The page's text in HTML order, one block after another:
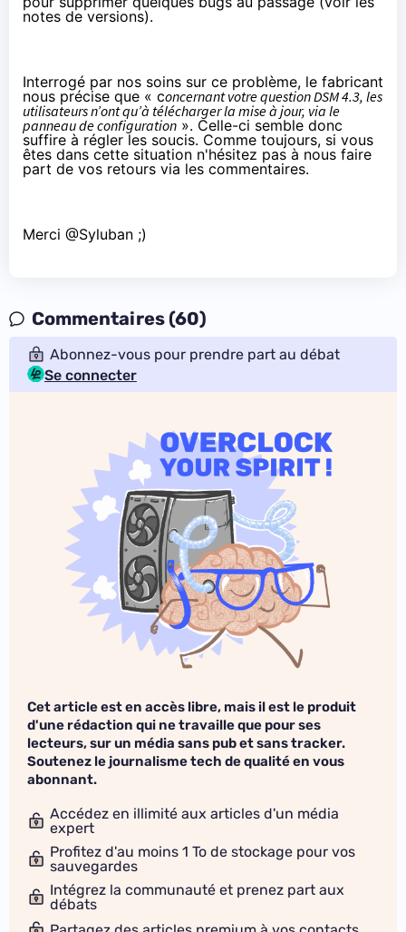
notes de versions).
Interrogé par nos soins sur ce problème, le fabricant
nous précise que « concernant votre question DSM 4.3, les
utilisateurs n’ont qu’à télécharger la mise à jour, via le
panneau de configuration ». Celle-ci semble donc
suffire à régler les soucis. Comme toujours, si vous
êtes dans cette situation n'hésitez pas à nous faire
part de vos retours via les commentaires.
Merci @Syluban ;)
Commentaires (60)
Abonnez-vous pour prendre part au débat
Se connecter
Cet article est en accès libre, mais il est le produit
d'une rédaction qui ne travaille que pour ses
lecteurs, sur un média sans pub et sans tracker.
Soutenez le journalisme tech de qualité en vous
abonnant.
Accédez en illimité aux articles d'un média
expert
Profitez d'au moins 1 To de stockage pour vos
sauvegardes
Intégrez la communauté et prenez part aux
débats